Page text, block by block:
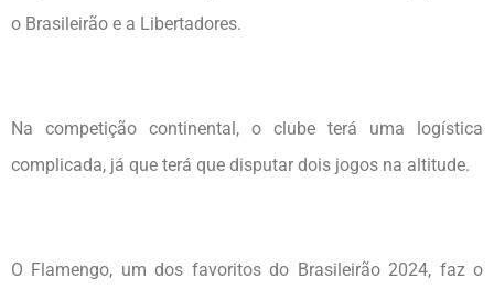
o Brasileirão e a Libertadores.
Na competição continental, o clube terá uma logística
complicada, já que terá que disputar dois jogos na altitude.
O Flamengo, um dos favoritos do Brasileirão 2024, faz o